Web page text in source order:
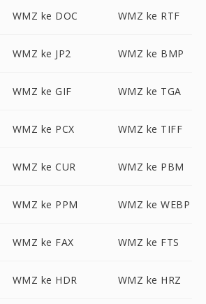
WMZ ke DOC WMZ ke RTF
WMZ ke JP2 WMZ ke BMP
WMZ ke GIF WMZ ke TGA
WMZ ke PCX WMZ ke TIFF
WMZ ke CUR WMZ ke PBM
WMZ ke PPM WMZ ke WEBP
WMZ ke FAX WMZ ke FTS
WMZ ke HDR WMZ ke HRZ